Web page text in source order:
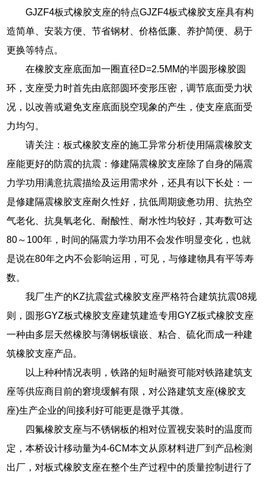
GJZF4板式橡胶支座的特点GJZF4板式橡胶支座具有构
造简单、安装方便、节省钢材、价格低廉、养护简便、易于
更换等特点。
在橡胶支座底面加一圈直径D=2.5MM的半圆形橡胶圆
环，支座受力时首先由底部圆环变形压密，调节底面受力状
况，以改善或避免支座底面脱空现象的产生，使支座底面受
力均匀。
请关注：板式橡胶支座的施工异常分析使用隔震橡胶支
座能更好的防震的抗震：修建隔震橡胶支座除了自身的隔震
力学功用满意抗震描绘及运用需求外，还具有以下长处：一
是修建隔震橡胶支座耐久性好，抗低周期疲惫功用、抗热空
气老化、抗臭氧老化、耐酸性、耐水性均较好，其寿数可达
80～100年，时间的隔震力学功用不会发作明显变化，也就
是说在80年之内不会影响运用，可见，与修建物具有平等寿
数。
我厂生产的KZ抗震盆式橡胶支座严格符合建筑抗震08规
则，圆形GYZ板式橡胶支座建筑建造专用GYZ板式橡胶支座
一种由多层天然橡胶与薄钢板镶嵌、粘合、硫化而成一种建
筑橡胶支座产品。
以上种种情况表明，铁路的短时融资可能对铁路建筑支
座等供应商目前的窘境缓解有限，对公路建筑支座(橡胶支
座)生产企业的间接利好可能更是微乎其微。
四氟橡胶支座与不锈钢板的相对位置视安装时的温度而
定，本桥设计移动量为4-6CM本文从原材料进厂到产品检测
出厂，对板式橡胶支座在整个生产过程中的质量控制进行了